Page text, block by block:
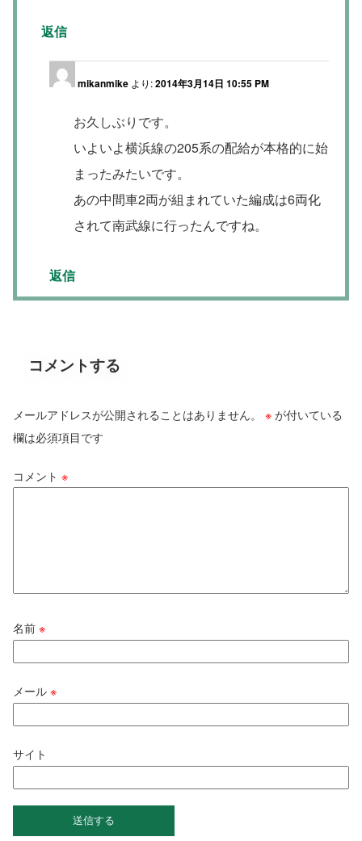
返信
mikanmike より:2014年3月14日 10:55 PM
お久しぶりです。
いよいよ横浜線の205系の配給が本格的に始
まったみたいです。
あの中間車2両が組まれていた編成は6両化
されて南武線に行ったんですね。
返信
コメントする
メールアドレスが公開されることはありません。 ※が付いている
欄は必須項目です
コメント ※
名前※
メール※
サイト